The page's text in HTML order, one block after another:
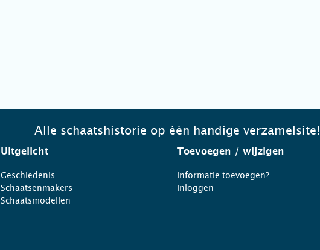
Alle schaatshistorie op één handige verzamelsite!
Uitgelicht
Geschiedenis
Schaatsenmakers
Schaatsmodellen
Toevoegen / wijzigen
Informatie toevoegen?
Inloggen